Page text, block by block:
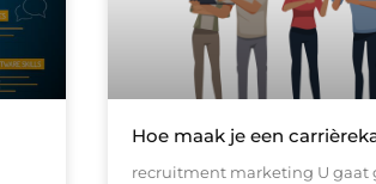
Hoe maak je een
recruitment marketing U gaat